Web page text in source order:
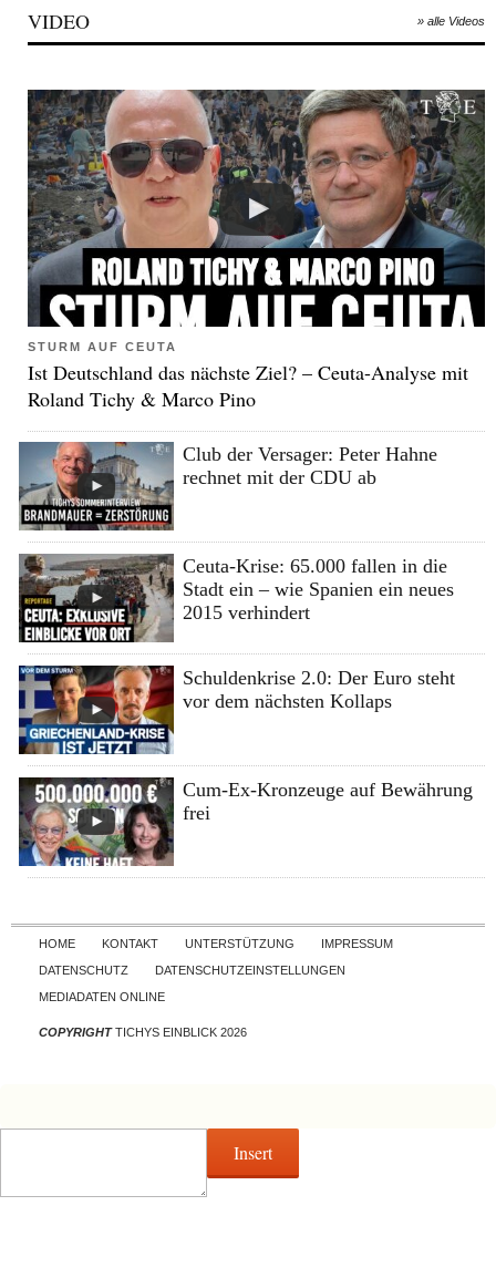
VIDEO » alle Videos
STURM AUF CEUTA
Ist Deutschland das nächste Ziel? – Ceuta-Analyse mit
Roland Tichy & Marco Pino
Club der Versager: Peter Hahne
rechnet mit der CDU ab
Ceuta-Krise: 65.000 fallen in die
Stadt ein – wie Spanien ein neues
2015 verhindert
Schuldenkrise 2.0: Der Euro steht
vor dem nächsten Kollaps
Cum-Ex-Kronzeuge auf Bewährung
frei
Skip to content
HOME KONTAKT UNTERSTÜTZUNG
IMPRESSUM
DATENSCHUTZ
DATENSCHUTZEINSTELLUNGEN
MEDIADATEN ONLINE
COPYRIGHTTICHYS EINBLICK 2026
Insert